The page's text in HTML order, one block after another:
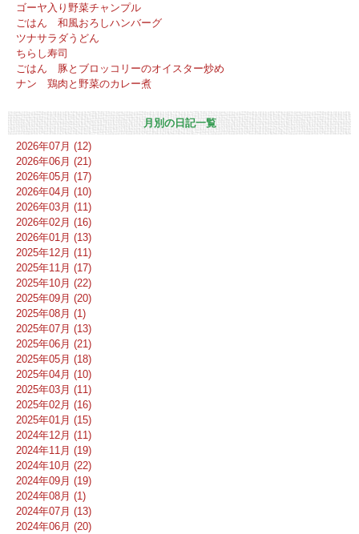
ゴーヤ入り野菜チャンプル
ごはん 和風おろしハンバーグ
ツナサラダうどん
ちらし寿司
ごはん 豚とブロッコリーのオイスター炒め
ナン 鶏肉と野菜のカレー煮
月別の日記一覧
2026年07月 (12)
2026年06月 (21)
2026年05月 (17)
2026年04月 (10)
2026年03月 (11)
2026年02月 (16)
2026年01月 (13)
2025年12月 (11)
2025年11月 (17)
2025年10月 (22)
2025年09月 (20)
2025年08月 (1)
2025年07月 (13)
2025年06月 (21)
2025年05月 (18)
2025年04月 (10)
2025年03月 (11)
2025年02月 (16)
2025年01月 (15)
2024年12月 (11)
2024年11月 (19)
2024年10月 (22)
2024年09月 (19)
2024年08月 (1)
2024年07月 (13)
2024年06月 (20)